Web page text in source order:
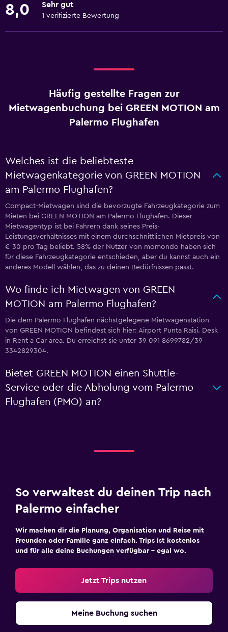
8,0 Sehr gut
1 verifizierte Bewertung
Häufig gestellte Fragen zur
Mietwagenbuchung bei GREEN MOTION am
Palermo Flughafen
Welches ist die beliebteste
Mietwagenkategorie von GREEN MOTION
am Palermo Flughafen?
Compact-Mietwagen sind die bevorzugte Fahrzeugkategorie zum
Mieten bei GREEN MOTION am Palermo Flughafen. Dieser
Mietwagentyp ist bei Fahrern dank seines Preis-
Leistungsverhältnisses mit einem durchschnittlichen Mietpreis von
€ 30 pro Tag beliebt. 58% der Nutzer von momondo haben sich
für diese Fahrzeugkategorie entschieden, aber du kannst auch ein
anderes Modell wählen, das zu deinen Bedürfnissen passt.
Wo finde ich Mietwagen von GREEN
MOTION am Palermo Flughafen?
Die dem Palermo Flughafen nächstgelegene Mietwagenstation
von GREEN MOTION befindest sich hier: Airport Punta Raisi. Desk
in Rent a Car area. Du erreichst sie unter 39 091 8699782/39
3342829304.
Bietet GREEN MOTION einen Shuttle-
Service oder die Abholung vom Palermo
Flughafen (PMO) an?
So verwaltest du deinen Trip nach
Palermo einfacher
Wir machen dir die Planung, Organisation und Reise mit
Freunden oder Familie ganz einfach. Trips ist kostenlos
und für alle deine Buchungen verfügbar – egal wo.
Jetzt Trips nutzen
Meine Buchung suchen